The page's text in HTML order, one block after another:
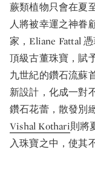
蕨類植物只會在夏
人將被幸運之神眷
家，Eliane Fattal
頂級古董珠寶，賦
九世紀的鑽石流蘇
新設計，化成一對
鑽石花蕾，散發別
Vishal Kothari則將
入珠寶之中，使其